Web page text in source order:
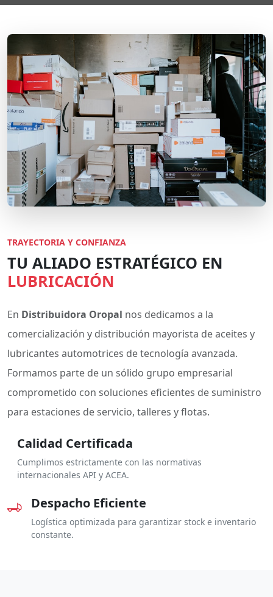
TRAYECTORIA Y CONFIANZA
TU ALIADO ESTRATÉGICO EN
LUBRICACIÓN
En Distribuidora Oropal nos dedicamos a la
comercialización y distribución mayorista de aceites y
lubricantes automotrices de tecnología avanzada.
Formamos parte de un sólido grupo empresarial
comprometido con soluciones eficientes de suministro
para estaciones de servicio, talleres y flotas.
Calidad Certificada
Cumplimos estrictamente con las normativas
internacionales API y ACEA.
Despacho Eficiente
Logística optimizada para garantizar stock e inventario
constante.